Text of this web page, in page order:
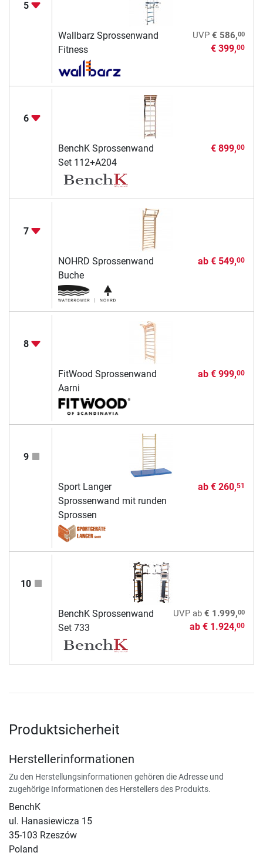
5
Wallbarz Sprossenwand
Fitness
UVP € 586,00
€ 399,00
6
BenchK Sprossenwand
Set 112+A204
€ 899,00
7
NOHRD Sprossenwand
Buche
ab € 549,00
8
FitWood Sprossenwand
Aarni
ab € 999,00
9
Sport Langer
Sprossenwand mit runden
Sprossen
ab € 260,51
10
BenchK Sprossenwand
Set 733
UVPab € 1.999,00
ab € 1.924,00
Produktsicherheit
Herstellerinformationen
Zu den Herstellungsinformationen gehören die Adresse und
zugehörige Informationen des Herstellers des Produkts.
BenchK
ul. Hanasiewicza 15
35-103 Rzeszów
Poland